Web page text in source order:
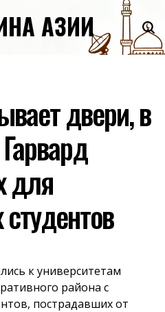
АЗИИ
двери, в
для
к университетам
района с
пострадавших от